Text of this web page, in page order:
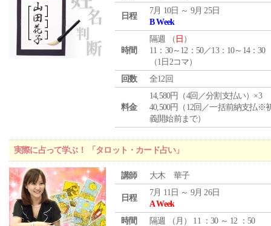
日程
7月 10日 ～ 9月 25日
B Week
時間
隔週 （ 日 ）
11：30～12：50／13：10～14：30
（1日2コマ）
回数
全12回
料金
14,580円（4回／分割支払い）×3
40,500円（12回／一括前納支払※
義開始前まで）
実際に占って学ぶ！ 「タロット・カード占い」
講師 大木 華子
日程
7月 11日 ～ 9月 26日
A Week
時間
隔週 （ 月 ） 11 ：30 ～ 12 ：50